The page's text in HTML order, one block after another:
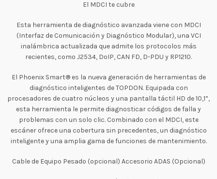
El MDCI te cubre
Esta herramienta de diagnóstico avanzada viene con MDCI
(Interfaz de Comunicación y Diagnóstico Modular), una VCI
inalámbrica actualizada que admite los protocolos más
recientes, como J2534, DoIP, CAN FD, D-PDU y RP1210.
El Phoenix Smart® es la nueva generación de herramientas de
diagnóstico inteligentes de TOPDON. Equipada con
procesadores de cuatro núcleos y una pantalla táctil HD de 10,1”,
esta herramienta le permite diagnosticar códigos de falla y
problemas con un solo clic. Combinado con el MDCI, este
escáner ofrece una cobertura sin precedentes, un diagnóstico
inteligente y una amplia gama de funciones de mantenimiento.
Cable de Equipo Pesado (opcional) Accesorio ADAS (Opcional)